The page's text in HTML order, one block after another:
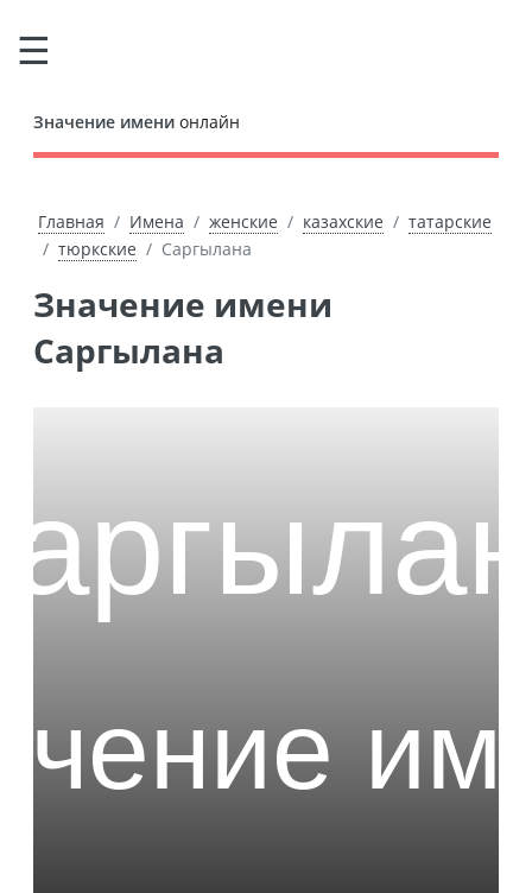
Значение имени онлайн
Главная Имена женские казахские
татарские
тюркские
Саргылана
Значение имени
Саргылана